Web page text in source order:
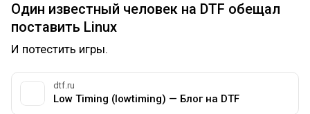
Один известный человек на DTF обещал
поставить Linux
И потестить игры.
dtf.ru
Low Timing (lowtiming) — Блог на DTF